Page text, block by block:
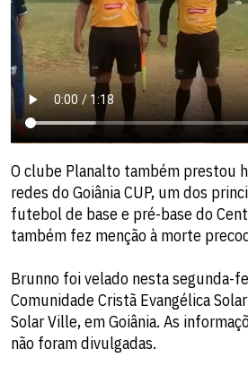
O clube Planalto também prestou
redes do Goiânia CUP, um dos
futebol de base e pré-base do
também fez menção à morte
Brunno foi velado nesta segunda-
Comunidade Cristã Evangélica
Solar Ville, em Goiânia. As
não foram divulgadas.